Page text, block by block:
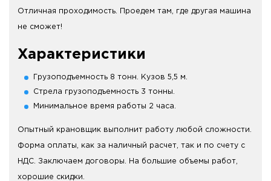
Отличная проходимость. Проедем там, где другая машина
не сможет!
Характеристики
Грузоподъемность 8 тонн. Кузов 5,5 м.
Стрела грузоподъемность 3 тонны.
Минимальное время работы 2 часа.
Опытный крановщик выполнит работу любой сложности.
Форма оплаты, как за наличный расчет, так и по счету с
НДС. Заключаем договоры. На большие объемы работ,
хорошие скидки.